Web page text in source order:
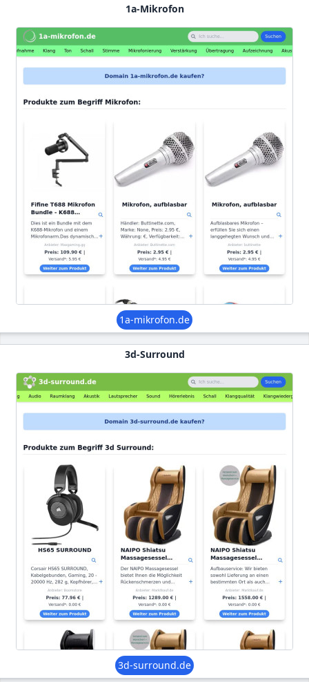
1a-Mikrofon
1a-mikrofon.de
3d-Surround
3d-surround.de